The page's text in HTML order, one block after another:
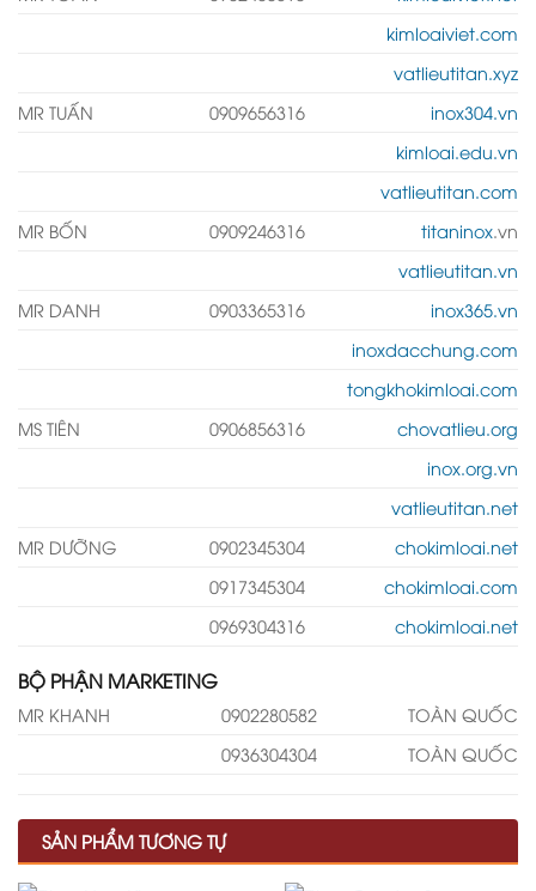
kimloaiviet.com
vatlieutitan.xyz
MR TUẤN
0909656316
inox304.vn
kimloai.edu.vn
vatlieutitan.com
MR BỐN
0909246316 titaninox.vn
vatlieutitan.vn
MR DANH
0903365316
inox365.vn
inoxdacchung.com
tongkhokimloai.com
MS TIÊN
0906856316
chovatlieu.org
inox.org.vn
vatlieutitan.net
MR DƯỠNG
0902345304
chokimloai.net
0917345304
chokimloai.com
0969304316
chokimloai.net
BỘ PHẬN MARKETING
MR KHANH 0902280582
TOÀN QUỐC
0936304304
TOÀN QUỐC
SẢN PHẨM TƯƠNG TỰ